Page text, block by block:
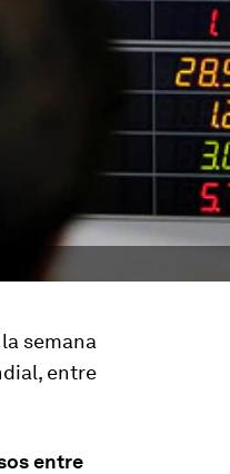
semana
entre
entre